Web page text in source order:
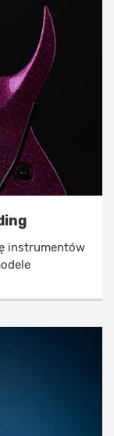
instrumentów